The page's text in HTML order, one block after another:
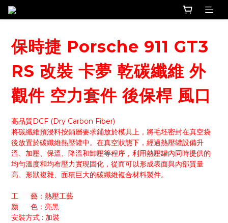
保時捷 Porsche 911 GT3
RS 改裝 卡夢 乾碳纖維 外
觀件 空力套件 後保桿 風口
高品質DCF (Dry Carbon Fiber)
將碳纖維預浸料按鋪層要求鋪放於模具上，將毛坯密封在真空袋
後放置於碳纖維熱壓罐中。在真空狀態下，經過熱壓罐設備升
溫、加壓、保溫、降溫和卸壓等程序，利用熱壓罐內同時提供的
均勻溫度和均布壓力實現固化，從而可以形成表面與內部質量
高、形狀複雜、面積巨大的碳纖維複合材料製件。
工      藝：熱壓工藝
颜      色：亮黑
安裝方式 : 加裝